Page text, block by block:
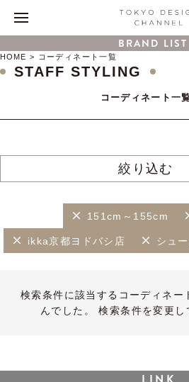
BRAND LIST
HOME コーディネート一覧
STAFF STYLING
コーディネート一
絞り込む
151cm～155cm
ikka京都ヨドバシ店 シュ
検索条件に該当するコーディネー
んでした。 検索条件を変更し